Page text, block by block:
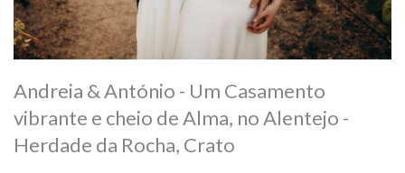
Andreia & António - Um Casamento
vibrante e cheio de Alma, no Alentejo -
Herdade da Rocha, Crato